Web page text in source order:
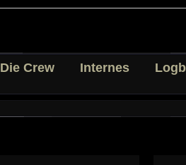
Die Crew Internes